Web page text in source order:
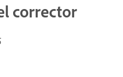
corrector